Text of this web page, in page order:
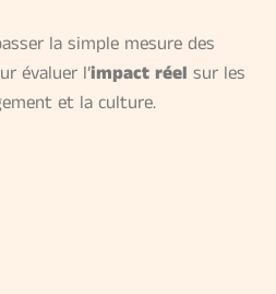
la simple mesure des
évaluer l’impact réel sur les
et la culture.